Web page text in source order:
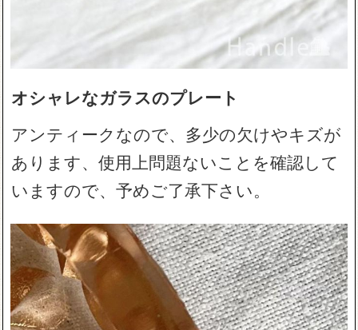
オシャレなガラスのプレート
アンティークなので、多少の欠けやキズが
あります、使用上問題ないことを確認して
いますので、予めご了承下さい。